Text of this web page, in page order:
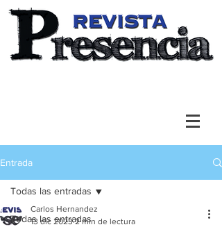
Entrada
Todas las entradas
Todas las entradas
Carlos Hernandez
13 dic 2023 2 min de lectura